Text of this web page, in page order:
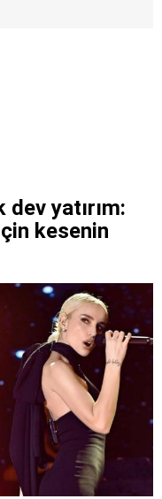
dev yatırım:
kesenin